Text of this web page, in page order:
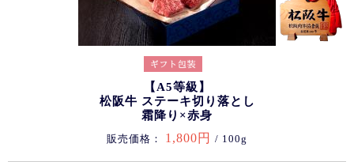
【A5等級】
松阪牛 ステーキ切り落とし
霜降り×赤身
販売価格： 1,800円 / 100g